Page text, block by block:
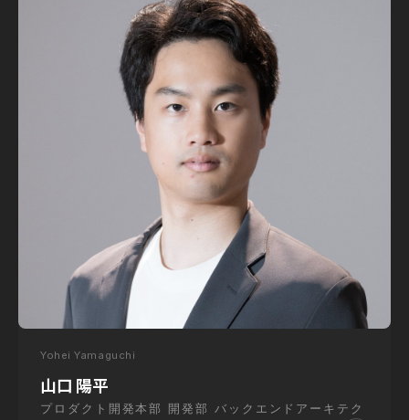
Yohei Yamaguchi
山口 陽平
プロダクト開発本部 開発部 バックエンドアーキテク